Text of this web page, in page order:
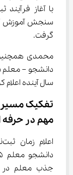
سنجش آموزش
گرفت.
محمدی همچنین
سال آینده اعلام
تفکیک مسیر
مهم در حرفه ‌ای‌ سازی تربیت معلم
جذب معلم در